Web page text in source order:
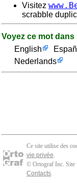
Visitez
scrabble
Voyez ce mot
English
Nederlands
Ce site utilise des
vie privée.
© Ortograf Inc. Site
Contacts.